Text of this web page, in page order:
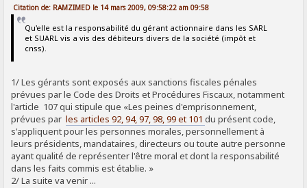
Citation de: RAMZIMED le 14 mars 2009, 09:58:22 am 09:58
Qu'elle est la responsabilité du gérant actionnaire dans les SARL
et SUARL vis a vis des débiteurs divers de la société (impôt et
cnss).
1/ Les gérants sont exposés aux sanctions fiscales pénales
prévues par le Code des Droits et Procédures Fiscaux, notamment
l'article 107 qui stipule que «Les peines d'emprisonnement,
prévues parles articles 92, 94, 97, 98, 99 et 101du présent code,
s'appliquent pour les personnes morales, personnellement à
leurs présidents, mandataires, directeurs ou toute autre personne
ayant qualité de représenter l'être moral et dont la responsabilité
dans les faits commis est établie. »
2/ La suite va venir ...